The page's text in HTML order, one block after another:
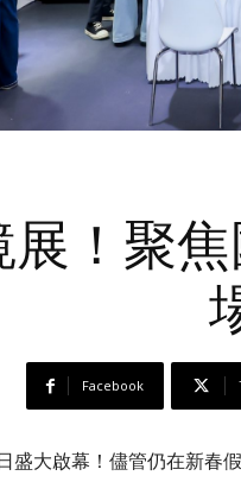
！聚
Facebook
大啟幕！儘管仍在新春